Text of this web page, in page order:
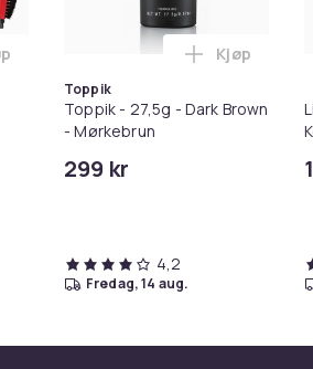
Balances Scalp & Controls
S65/S6
Tilbehør 8 deler Xiaomi Roborock
Toppik
Toppik - 27,5g - Dark Brown
- Mørkebrun
299 kr
Legg
Kjøp
4,2
fredag, 14 aug.